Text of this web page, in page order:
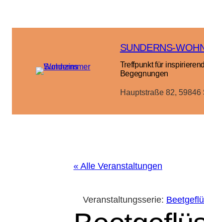
SUNDERNS-
Treffpunkt für
Begegnungen
Hauptstraße 82, 59846
« Alle Veranstaltungen
Veranstaltungsserie: